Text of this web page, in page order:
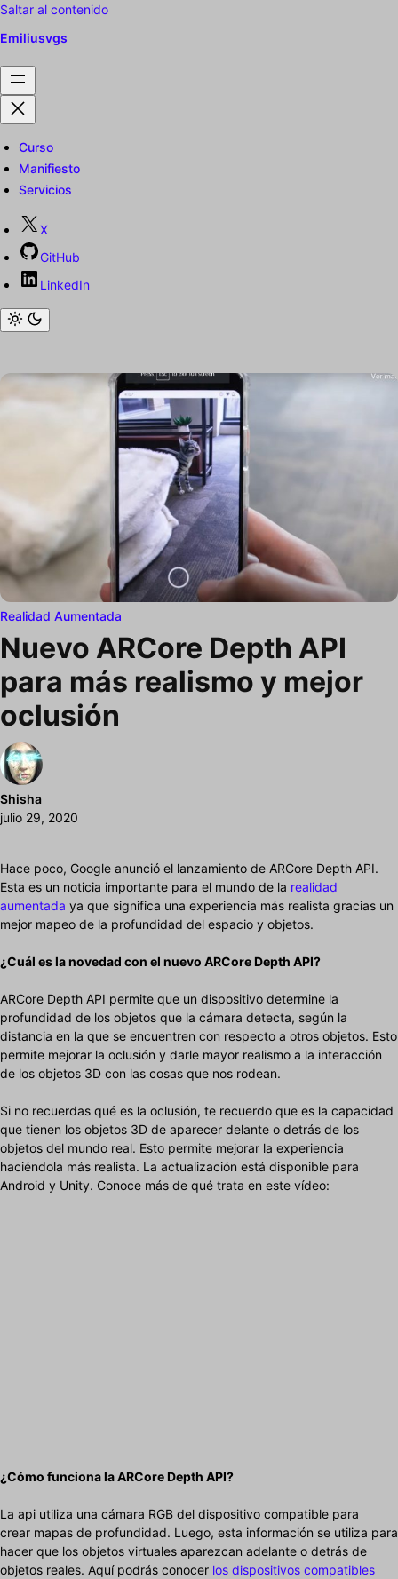
Saltar al contenido
Emiliusvgs
Curso
Manifiesto
Servicios
X
GitHub
LinkedIn
Realidad Aumentada
Nuevo ARCore Depth API
para más realismo y mejor
oclusión
Shisha
julio 29, 2020
Hace poco, Google anunció el lanzamiento de ARCore Depth API.
Esta es un noticia importante para el mundo de la realidad
aumentada ya que significa una experiencia más realista gracias un
mejor mapeo de la profundidad del espacio y objetos.
¿Cuál es la novedad con el nuevo ARCore Depth API?
ARCore Depth API permite que un dispositivo determine la
profundidad de los objetos que la cámara detecta, según la
distancia en la que se encuentren con respecto a otros objetos. Esto
permite mejorar la oclusión y darle mayor realismo a la interacción
de los objetos 3D con las cosas que nos rodean.
Si no recuerdas qué es la oclusión, te recuerdo que es la capacidad
que tienen los objetos 3D de aparecer delante o detrás de los
objetos del mundo real. Esto permite mejorar la experiencia
haciéndola más realista. La actualización está disponible para
Android y Unity. Conoce más de qué trata en este vídeo:
¿Cómo funciona la ARCore Depth API?
La api utiliza una cámara RGB del dispositivo compatible para
crear mapas de profundidad. Luego, esta información se utiliza para
hacer que los objetos virtuales aparezcan adelante o detrás de
objetos reales. Aquí podrás conocer los dispositivos compatibles